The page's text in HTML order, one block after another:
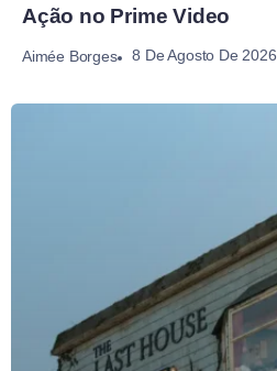
Ação no Prime Video
Aimée Borges 8 De Agosto De 2026